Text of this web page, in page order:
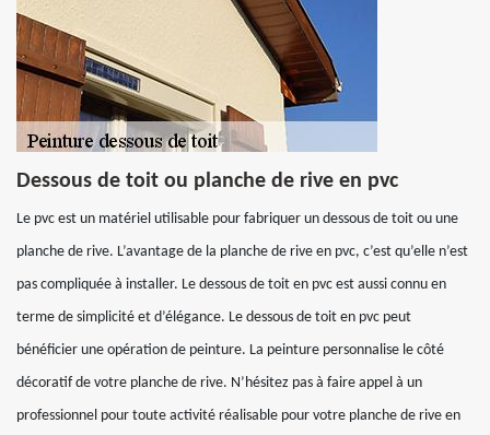
Dessous de toit ou planche de rive en pvc
Le pvc est un matériel utilisable pour fabriquer un dessous de toit ou une
planche de rive. L’avantage de la planche de rive en pvc, c’est qu’elle n’est
pas compliquée à installer. Le dessous de toit en pvc est aussi connu en
terme de simplicité et d’élégance. Le dessous de toit en pvc peut
bénéficier une opération de peinture. La peinture personnalise le côté
décoratif de votre planche de rive. N’hésitez pas à faire appel à un
professionnel pour toute activité réalisable pour votre planche de rive en